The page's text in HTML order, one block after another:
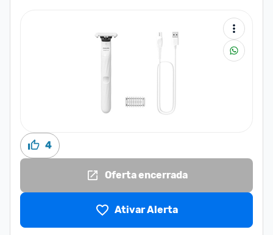
4
Oferta encerrada
Ativar Alerta